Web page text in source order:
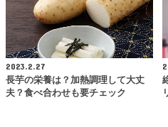
2023.2.27
長芋の栄養は？加熱調理して大丈
夫？食べ合わせも要チェック